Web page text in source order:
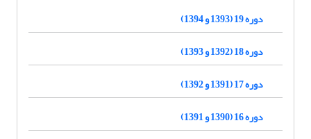
دوره 19 (1393 و 1394)
دوره 18 (1392 و 1393)
دوره 17 (1391 و 1392)
دوره 16 (1390 و 1391)